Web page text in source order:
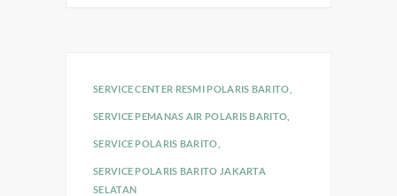
SERVICE CENTER RESMI POLARIS BARITO
SERVICE PEMANAS AIR POLARIS BARITO
SERVICE POLARIS BARITO
SERVICE POLARIS BARITO JAKARTA
SELATAN